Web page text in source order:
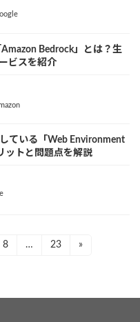
Bedrock」とは？生
ビスを紹介
ている「Web Environment
ットと問題点を解説
Page
8 … Page
23 »